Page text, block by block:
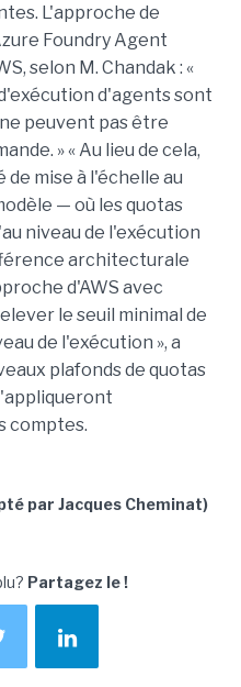
L'approche de
Foundry Agent
selon M. Chandak : «
d'agents sont
peuvent pas être
» « Au lieu de cela,
mise à l'échelle au
— où les quotas
niveau de l'exécution
architecturale
d'AWS avec
le seuil minimal de
de l'exécution », a
plafonds de quotas
comptes.
par Jacques Cheminat)
Partagez le !